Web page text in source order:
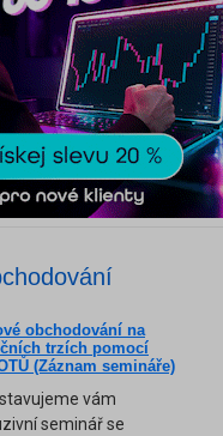
obchodování na
trzích pomocí
(Záznam semináře)
vám
seminář se